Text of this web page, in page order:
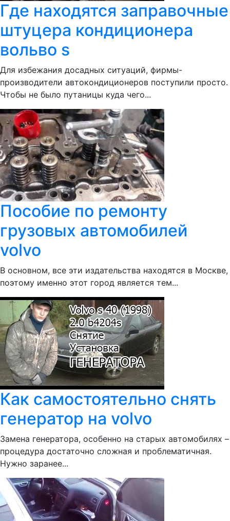
Где находятся заправочные
штуцера кондиционера
вольво s
Для избежания досадных ситуаций, фирмы-
производители автокондиционеров поступили просто.
Чтобы не было путаницы куда чего...
Пособие по ремонту
грузовых автомобилей
volvo
В основном, все эти издательства находятся в Москве,
поэтому именно этот город является тем...
Как самостоятельно снять
генератор на volvo
Замена генератора, особенно на старых автомобилях –
процедура достаточно сложная и проблематичная.
Нужно заранее...